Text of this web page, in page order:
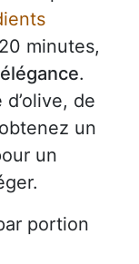
minutes,
.
de
un
un
portion